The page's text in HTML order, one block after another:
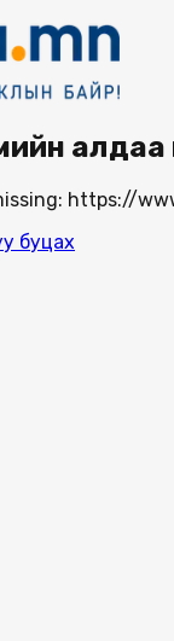
алдаа
https://
буцах